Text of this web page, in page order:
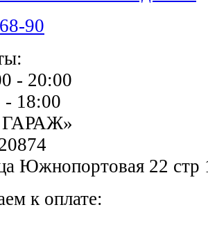
90
- 20:00
18:00
Южнопортовая 22 стр
к оплате: